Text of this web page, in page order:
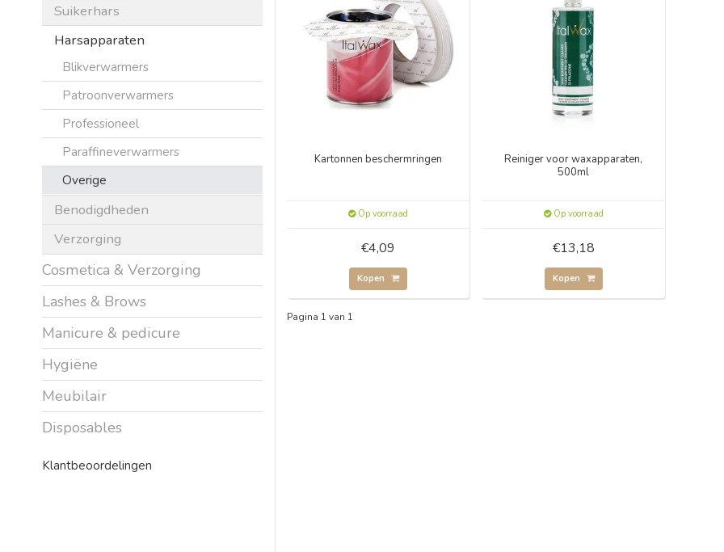
Suikerhars
Harsapparaten
Blikverwarmers
Patroonverwarmers
Professioneel
Paraffineverwarmers
Overige
Benodigdheden
Verzorging
Cosmetica & Verzorging
Lashes & Brows
Manicure & pedicure
Hygiëne
Meubilair
Disposables
Klantbeoordelingen
Kartonnen beschermringen
Op voorraad
€4,09
Kopen
Reiniger voor waxapparaten,
500ml
Op voorraad
€13,18
Kopen
Pagina 1 van 1